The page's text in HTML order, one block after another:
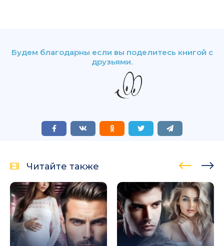
Будем благодарны если вы поделитесь книгой с
друзьями.
Читайте также